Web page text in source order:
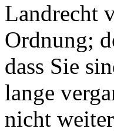
Landrecht
Ordnung;
dass Sie
lange
nicht